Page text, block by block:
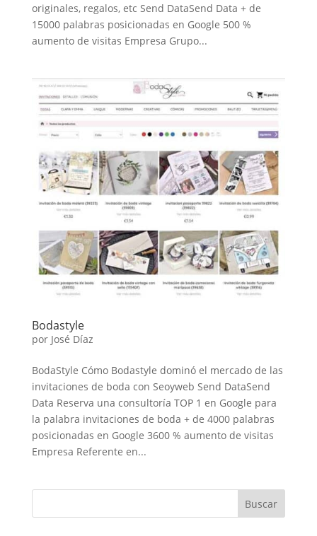
originales, regalos, etc Send DataSend Data + de
15000 palabras posicionadas en Google 500 %
aumento de visitas Empresa Grupo...
Bodastyle
por José Díaz
BodaStyle Cómo Bodastyle dominó el mercado de las
invitaciones de boda con Seoyweb Send DataSend
Data Reserva una consultoría TOP 1 en Google para
la palabra invitaciones de boda + de 4000 palabras
posicionadas en Google 3600 % aumento de visitas
Empresa Referente en...